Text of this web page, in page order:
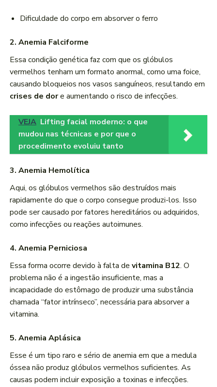
Dificuldade do corpo em absorver o ferro
2. Anemia Falciforme
Essa condição genética faz com que os glóbulos
vermelhos tenham um formato anormal, como uma foice,
causando bloqueios nos vasos sanguíneos, resultando em
crises de dore aumentando o risco de infecções.
VEJA Lifting facial moderno: o que
mudou nas técnicas e por que o
procedimento evoluiu tanto
3. Anemia Hemolítica
Aqui, os glóbulos vermelhos são destruídos mais
rapidamente do que o corpo consegue produzi-los. Isso
pode ser causado por fatores hereditários ou adquiridos,
como infecções ou reações autoimunes.
4. Anemia Perniciosa
Essa forma ocorre devido à falta de vitamina B12. O
problema não é a ingestão insuficiente, mas a
incapacidade do estômago de produzir uma substância
chamada “fator intrínseco”, necessária para absorver a
vitamina.
5. Anemia Aplásica
Esse é um tipo raro e sério de anemia em que a medula
óssea não produz glóbulos vermelhos suficientes. As
causas podem incluir exposição a toxinas e infecções.